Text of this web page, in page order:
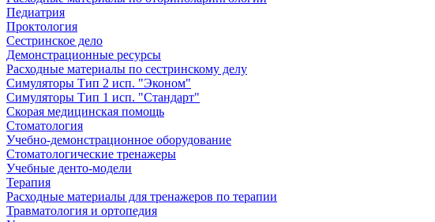
Педиатрия
Проктология
Сестринское дело
Демонстрационные ресурсы
Расходные материалы по сестринскому делу
Симуляторы Тип 2 исп. "Эконом"
Симуляторы Тип 1 исп. "Стандарт"
Скорая медицинская помощь
Стоматология
Учебно-демонстрационное оборудование
Стоматологические тренажеры
Учебные денто-модели
Терапия
Расходные материалы для тренажеров по терапии
Травматология и ортопедия